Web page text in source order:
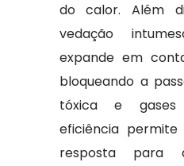
do calor. Além
vedação
expande em
bloqueando a
tóxica e gases
eficiência
resposta para